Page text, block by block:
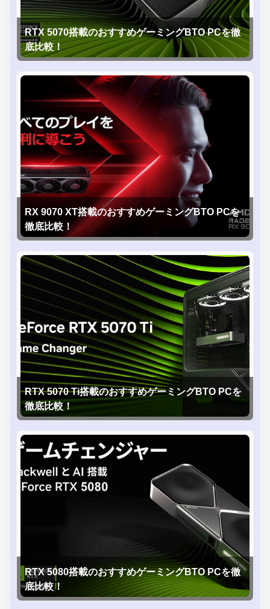
RTX 5070搭載のおすすめゲーミングBTO PCを徹
底比較！
RX 9070 XT搭載のおすすめゲーミングBTO PCを
徹底比較！
RTX 5070 Ti搭載のおすすめゲーミングBTO PCを
徹底比較！
RTX 5080搭載のおすすめゲーミングBTO PCを徹
底比較！